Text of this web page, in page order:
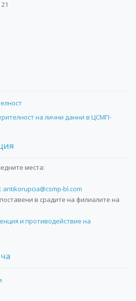
на лични данни в ЦСМП-
места:
antikorupcia@csmp-bl.com
в срадите на филиалите на
и противодействие на